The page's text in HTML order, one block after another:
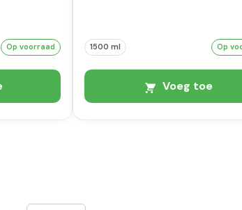
Op voorraad 1500 ml Op
Voeg toe